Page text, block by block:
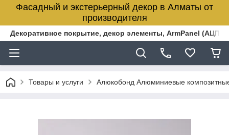
Фасадный и экстерьерный декор в Алматы от
производителя
Декоративное покрытие, декор элементы, ArmPanel
Товары и услуги Алюкобонд Алюминиевые